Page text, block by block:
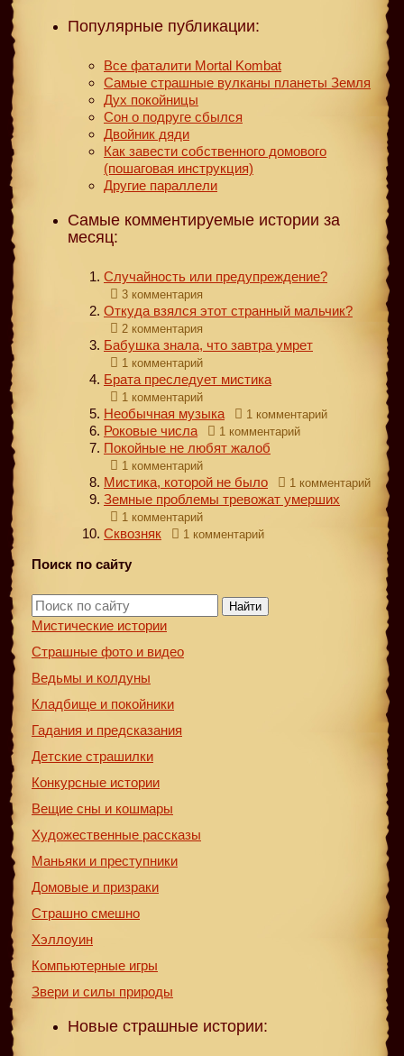
Популярные публикации:
Все фаталити Mortal Kombat
Самые страшные вулканы планеты Земля
Дух покойницы
Сон о подруге сбылся
Двойник дяди
Как завести собственного домового
(пошаговая инструкция)
Другие параллели
Самые комментируемые истории за
месяц:
Случайность или предупреждение?
3 комментария
Откуда взялся этот странный мальчик?
2 комментария
Бабушка знала, что завтра умрет
1 комментарий
Брата преследует мистика
1 комментарий
Необычная музыка 1 комментарий
Роковые числа 1 комментарий
Покойные не любят жалоб
1 комментарий
Мистика, которой не было 1 комментарий
Земные проблемы тревожат умерших
1 комментарий
Сквозняк 1 комментарий
Поиск по сайту
Найти
Мистические истории
Страшные фото и видео
Ведьмы и колдуны
Кладбище и покойники
Гадания и предсказания
Детские страшилки
Конкурсные истории
Вещие сны и кошмары
Художественные рассказы
Маньяки и преступники
Домовые и призраки
Страшно смешно
Хэллоуин
Компьютерные игры
Звери и силы природы
Новые страшные истории: